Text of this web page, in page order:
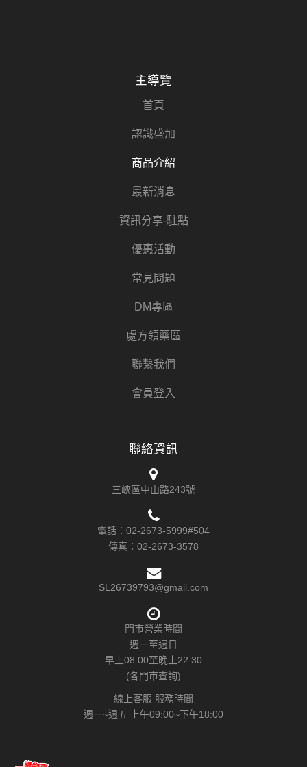
主導覽
首頁
認識盛加
商品介紹
最新消息
資訊分享-駐點
優惠活動
常見問題
DM專區
處方領藥區
聯繫我們
會員登入
聯絡資訊
三峽區中山路243號
電話： 02-2673-5999#504
傳真： 02-2673-3578
SL26739793@gmail.com
門市營業時間
週一至週日
早上08:00至晚上22:30
(各門市查詢)
線上客服 服務時間
週一~週五 上午09:00~下午18:00